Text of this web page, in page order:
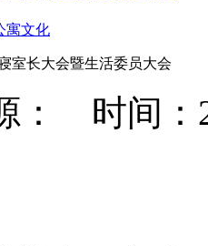
寓文化
室长大会暨生活委员大会
时间：